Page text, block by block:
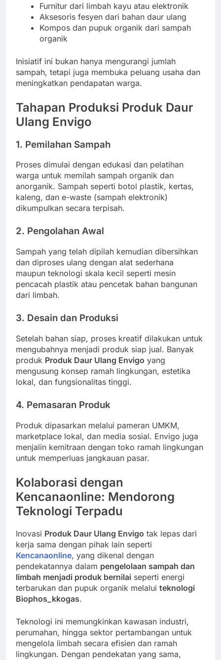
Furnitur dari limbah kayu atau elektronik
Aksesoris fesyen dari bahan daur ulang
Kompos dan pupuk organik dari sampah
organik
Inisiatif ini bukan hanya mengurangi jumlah
sampah, tetapi juga membuka peluang usaha dan
meningkatkan pendapatan warga.
Tahapan Produksi Produk Daur
Ulang Envigo
1. Pemilahan Sampah
Proses dimulai dengan edukasi dan pelatihan
warga untuk memilah sampah organik dan
anorganik. Sampah seperti botol plastik, kertas,
kaleng, dan e-waste (sampah elektronik)
dikumpulkan secara terpisah.
2. Pengolahan Awal
Sampah yang telah dipilah kemudian dibersihkan
dan diproses ulang dengan alat sederhana
maupun teknologi skala kecil seperti mesin
pencacah plastik atau pencetak bahan bangunan
dari limbah.
3. Desain dan Produksi
Setelah bahan siap, proses kreatif dilakukan untuk
mengubahnya menjadi produk siap jual. Banyak
produk Produk Daur Ulang Envigo yang
mengusung konsep ramah lingkungan, estetika
lokal, dan fungsionalitas tinggi.
4. Pemasaran Produk
Produk dipasarkan melalui pameran UMKM,
marketplace lokal, dan media sosial. Envigo juga
menjalin kemitraan dengan toko ramah lingkungan
untuk memperluas jangkauan pasar.
Kolaborasi dengan
Kencanaonline: Mendorong
Teknologi Terpadu
Inovasi Produk Daur Ulang Envigo tak lepas dari
kerja sama dengan pihak lain seperti
Kencanaonline, yang dikenal dengan
pendekatannya dalam pengelolaan sampah dan
limbah menjadi produk bernilai seperti energi
terbarukan dan pupuk organik melalui teknologi
Biophos_kkogas.
Teknologi ini memungkinkan kawasan industri,
perumahan, hingga sektor pertambangan untuk
mengelola limbah secara efisien dan ramah
lingkungan. Dengan pendekatan yang sama,